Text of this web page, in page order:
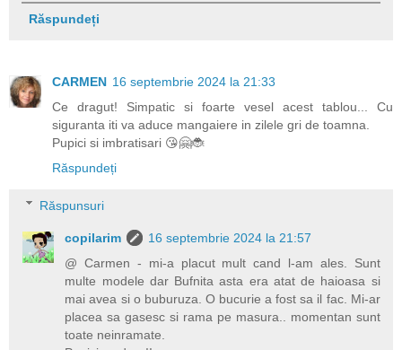
Răspundeți
CARMEN 16 septembrie 2024 la 21:33
Ce dragut! Simpatic si foarte vesel acest tablou... Cu
siguranta iti va aduce mangaiere in zilele gri de toamna.
Pupici si imbratisari 😘🤗🐞
Răspundeți
Răspunsuri
copilarim
16 septembrie 2024 la 21:57
@ Carmen - mi-a placut mult cand l-am ales. Sunt
multe modele dar Bufnita asta era atat de haioasa si
mai avea si o buburuza. O bucurie a fost sa il fac. Mi-ar
placea sa gasesc si rama pe masura.. momentan sunt
toate neinramate.